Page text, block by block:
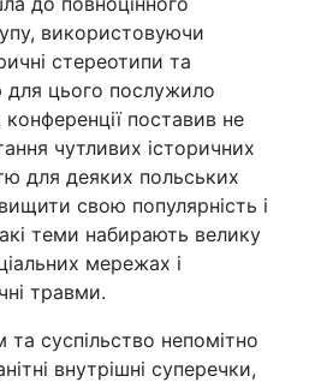
використовуючи
стереотипи та
для цього послужило
поставив не
чутливих історичних
для деяких польських
свою популярність і
теми набирають велику
мережах і
травми.
суспільство непомітно
внутрішні суперечки,